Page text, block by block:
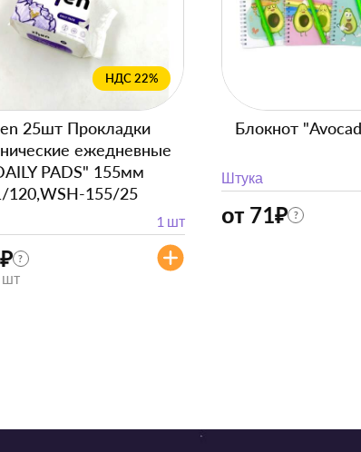
НДС 22%
25шт Прокладки
ежедневные
PADS" 155мм
120,WSH-155/25
1 шт
₽ ?
шт
Блокнот
Штука
от 71₽ ?